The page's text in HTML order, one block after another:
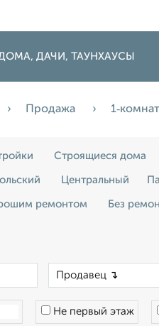
ДАЧИ, ТАУНХАУСЫ
Продажа
Строящиеся дома
Центральный
ремонтом Без
Не первый этаж